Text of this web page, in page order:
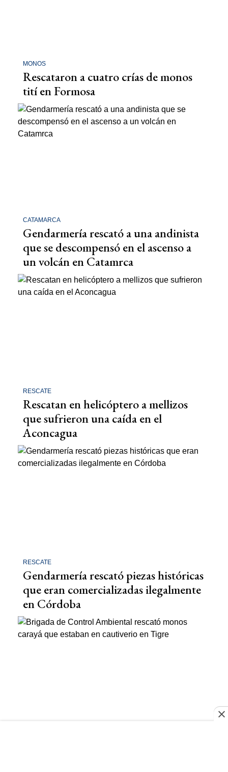
MONOS
Rescataron a cuatro crías de monos
tití en Formosa
CATAMARCA
Gendarmería rescató a una andinista
que se descompensó en el ascenso a
un volcán en Catamrca
RESCATE
Rescatan en helicóptero a mellizos
que sufrieron una caída en el
Aconcagua
RESCATE
Gendarmería rescató piezas históricas
que eran comercializadas ilegalmente
en Córdoba